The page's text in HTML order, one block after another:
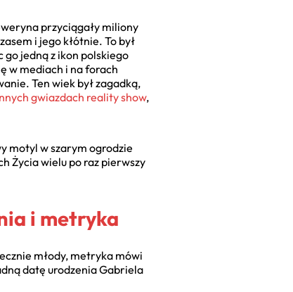
przyciągały miliony
i jego kłótnie. To był
jedną z ikon polskiego
w mediach i na forach
Ten wiek był zagadką,
gwiazdach reality show,
motyl w szarym ogrodzie
Życia wielu po raz pierwszy
i metryka
młody, metryka mówi
datę urodzenia Gabriela